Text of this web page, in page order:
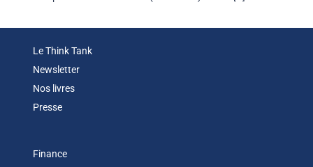
Le Think Tank
Newsletter
Nos livres
Presse
Finance